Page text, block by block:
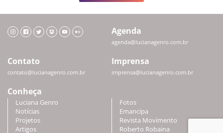
Agenda
agenda@lucianagenro.com.br
Contato
contato@lucianagenro.com.br
Imprensa
imprensa@lucianagenro.com.br
Conheça
Luciana Genro
Notícias
Projetos
Artigos
Fotos
Emancipa
Revista Movimento
Roberto Robaina